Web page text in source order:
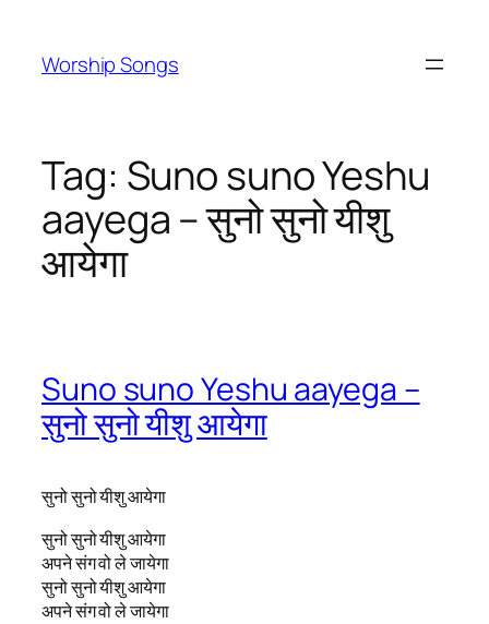
content
Worship Songs
Tag: Suno suno Yeshu
aayega – सुनो सुनो यीशु
आयेगा
Suno suno Yeshu aayega –
सुनो सुनो यीशु आयेगा
सुनो सुनो यीशु आयेगा
सुनो सुनो यीशु आयेगा
अपने संग वो ले जायेगा
सुनो सुनो यीशु आयेगा
अपने संग वो ले जायेगा